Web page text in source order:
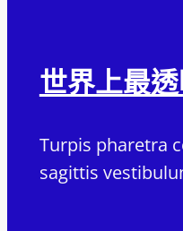
世界上最
Turpis pharetra
sagittis